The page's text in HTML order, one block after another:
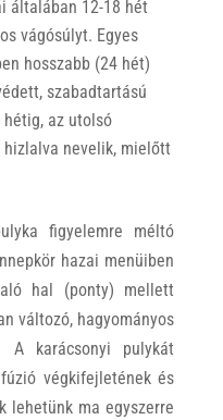
általában 12-18 hét
vágósúlyt. Egyes
hosszabb (24 hét)
szabadtartású
az utolsó
nevelik, mielőtt
figyelemre méltó
hazai menüiben
hal (ponty) mellett
változó, hagyományos
A karácsonyi pulykát
végkifejletének és
lehetünk ma egyszerre